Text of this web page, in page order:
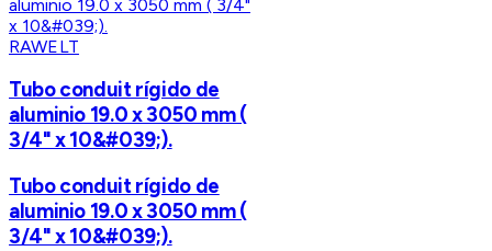
RAWELT
Tubo conduit rígido de
aluminio 19.0 x 3050 mm (
3/4" x 10&#039;).
Tubo conduit rígido de
aluminio 19.0 x 3050 mm (
3/4" x 10&#039;).